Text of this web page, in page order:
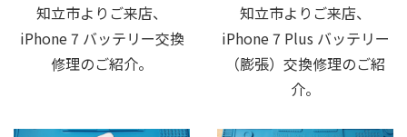
知立市よりご来店、
iPhone 7 バッテリー交換
修理のご紹介。
知立市よりご来店、
iPhone 7 Plus バッテリー
（膨張）交換修理のご紹
介。